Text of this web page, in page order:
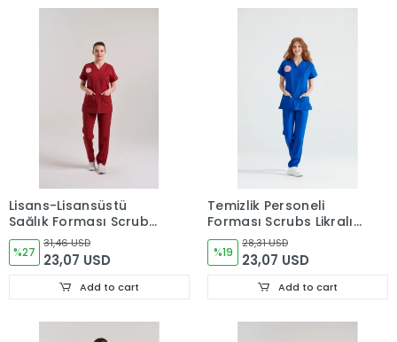
Lisans-Lisansüstü
Sağlık Forması Scrubs
Likralı Takım Sağlık
Bakanlığı Uyumlu-
Biking Red
%27
31,46 USD
23,07 USD
Add to cart
Temizlik Personeli
Forması Scrubs Likralı
Takım Sağlık Bakanlığı
Uyumlu-Dazzling Blue
%19
28,31 USD
23,07 USD
Add to cart